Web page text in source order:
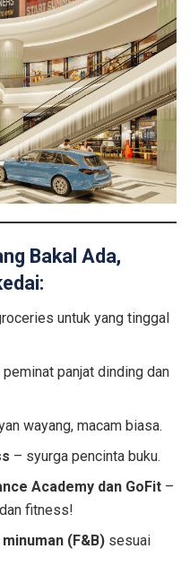
Bakal Ada,
untuk yang tinggal
peminat panjat dinding dan
wayang, macam biasa.
– syurga pencinta buku.
Academy dan GoFit –
fitness!
(F&B) sesuai